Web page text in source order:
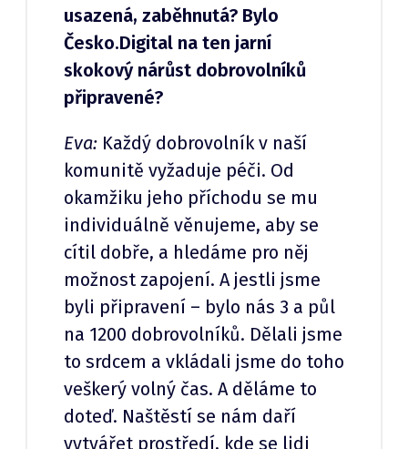
usazená, zaběhnutá? Bylo
Česko.Digital na ten jarní
skokový nárůst dobrovolníků
připravené?
Eva: Každý dobrovolník v naší
komunitě vyžaduje péči. Od
okamžiku jeho příchodu se mu
individuálně věnujeme, aby se
cítil dobře, a hledáme pro něj
možnost zapojení. A jestli jsme
byli připravení – bylo nás 3 a půl
na 1200 dobrovolníků. Dělali jsme
to srdcem a vkládali jsme do toho
veškerý volný čas. A děláme to
doteď. Naštěstí se nám daří
vytvářet prostředí, kde se lidi